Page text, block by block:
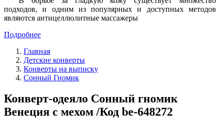
подходов, и одним из популярных и доступных методов
являются антицеллюлитные массажеры
Подробнее
Главная
Детские конверты
Конверты на выписку
Сонный Гномик
Конверт-одеяло Сонный гномик
Венеция с мехом /Код be-648272